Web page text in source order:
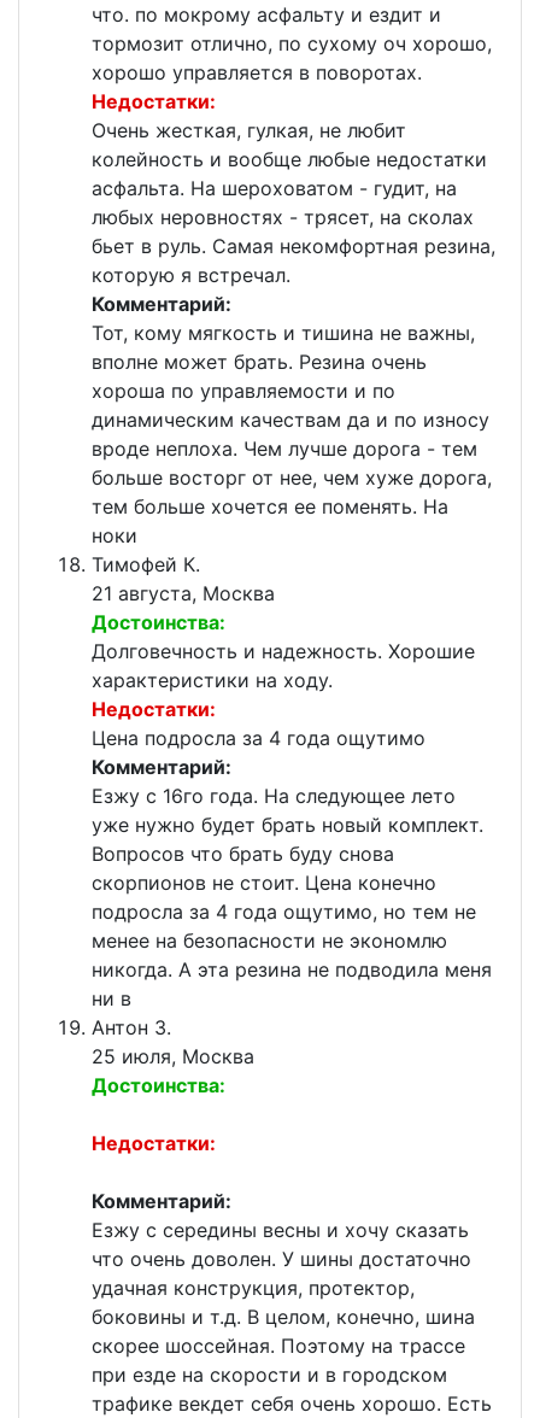
что. по мокрому асфальту и ездит и
тормозит отлично, по сухому оч хорошо,
хорошо управляется в поворотах.
Недостатки:
Очень жесткая, гулкая, не любит
колейность и вообще любые недостатки
асфальта. На шероховатом - гудит, на
любых неровностях - трясет, на сколах
бьет в руль. Самая некомфортная резина,
которую я встречал.
Комментарий:
Тот, кому мягкость и тишина не важны,
вполне может брать. Резина очень
хороша по управляемости и по
динамическим качествам да и по износу
вроде неплоха. Чем лучше дорога - тем
больше восторг от нее, чем хуже дорога,
тем больше хочется ее поменять. На
ноки
Тимофей К.
21 августа, Москва
Достоинства:
Долговечность и надежность. Хорошие
характеристики на ходу.
Недостатки:
Цена подросла за 4 года ощутимо
Комментарий:
Езжу с 16го года. На следующее лето
уже нужно будет брать новый комплект.
Вопросов что брать буду снова
скорпионов не стоит. Цена конечно
подросла за 4 года ощутимо, но тем не
менее на безопасности не экономлю
никогда. А эта резина не подводила меня
ни в
Антон З.
25 июля, Москва
Достоинства:
Недостатки:
Комментарий:
Езжу с середины весны и хочу сказать
что очень доволен. У шины достаточно
удачная конструкция, протектор,
боковины и т.д. В целом, конечно, шина
скорее шоссейная. Поэтому на трассе
при езде на скорости и в городском
трафике векдет себя очень хорошо. Есть